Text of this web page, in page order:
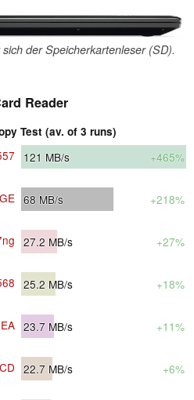
der Speicherkartenleser (SD).
Reader
Test (av. of 3 runs)
121 MB/s +465%
68 MB/s +218%
27.2 MB/s +27%
25.2 MB/s +18%
23.7 MB/s +11%
22.7 MB/s +6%